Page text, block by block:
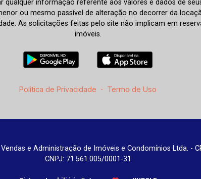
informação referente aos valores e dados de
ou mesmo passível de alteração no decorrer da
As solicitações feitas pelo site não implicam em
imóveis.
Política de Privacidade - Termo de Uso
e Administração de Imóveis e Condomínios Ltda. -
CNPJ: 71.561.005/0001-31